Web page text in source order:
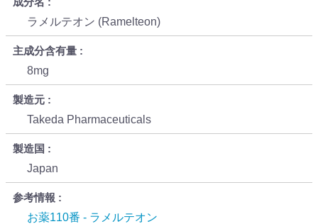
ラメルテオン (Ramelteon)
主成分含有量
8mg
製造元
Takeda Pharmaceuticals
製造国
Japan
参考情報
お薬110番 - ラメルテオン